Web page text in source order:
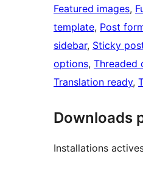
Featured images,
template, Post
sidebar, Sticky
options, Threaded
Translation ready,
Downloads
Installations